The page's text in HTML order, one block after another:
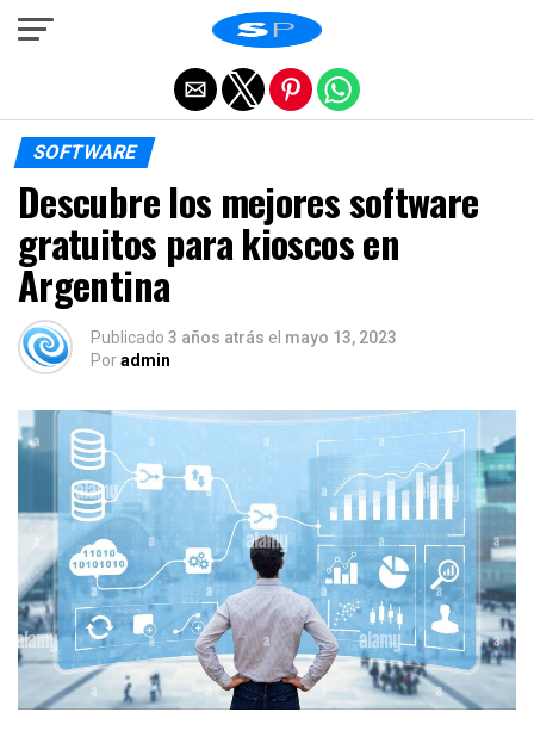
SOFTWARE
Descubre los mejores software
gratuitos para kioscos en
Argentina
Publicado 3 años atrás el mayo 13, 2023
Poradmin
Salir de la versión móvil